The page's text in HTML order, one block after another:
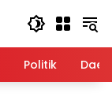
Politik